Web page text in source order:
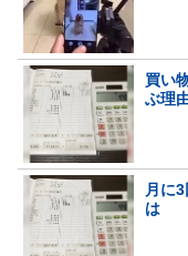
買い
ぶ理
月に
は